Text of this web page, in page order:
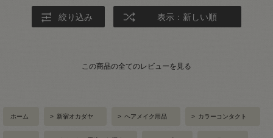
絞り込み 表示：新しい順
この商品の全てのレビューを見る
ホーム > 新宿オカダヤ > ヘアメイク用品 > カラーコンタクト